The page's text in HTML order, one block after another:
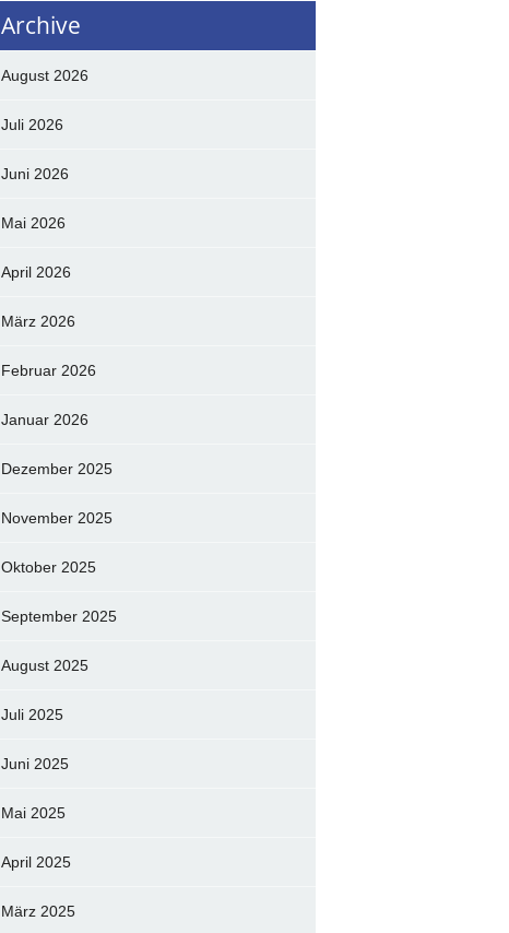
Archive
August 2026
Juli 2026
Juni 2026
Mai 2026
April 2026
März 2026
Februar 2026
Januar 2026
Dezember 2025
November 2025
Oktober 2025
September 2025
August 2025
Juli 2025
Juni 2025
Mai 2025
April 2025
März 2025